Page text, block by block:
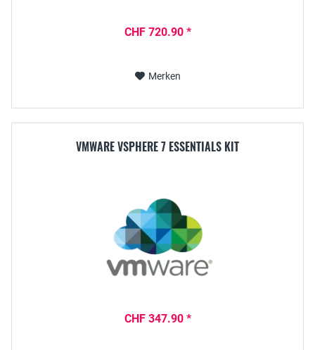
CHF 720.90 *
Merken
VMWARE VSPHERE 7 ESSENTIALS KIT
CHF 347.90 *